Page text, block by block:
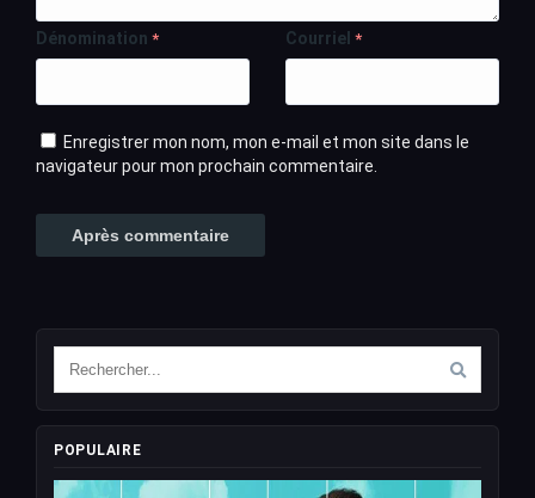
Dénomination * Courriel *
Enregistrer mon nom, mon e-mail et mon site dans le
navigateur pour mon prochain commentaire.
POPULAIRE